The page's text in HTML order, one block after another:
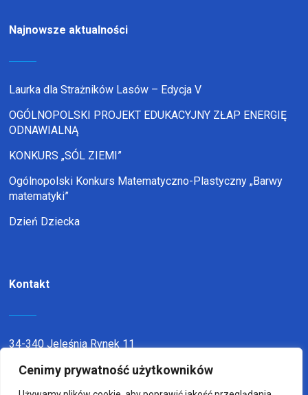
Cenimy prywatność użytkowników
Najnowsze aktualności
Laurka dla Strażników Lasów – Edycja V
OGÓLNOPOLSKI PROJEKT EDUKACYJNY ZŁAP ENERGIĘ
ODNAWIALNĄ
KONKURS „SÓL ZIEMI”
Ogólnopolski Konkurs Matematyczno-Plastyczny „Barwy
matematyki”
Dzień Dziecka
Kontakt
34-340 Jeleśnia Rynek 11
telefon:338636116